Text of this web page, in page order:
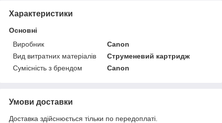
Характеристики
Основні
Виробник
Canon
Вид витратних матеріалів
Струменевий картридж
Сумісність з брендом
Canon
Умови доставки
Доставка здійснюється тільки по передоплаті.